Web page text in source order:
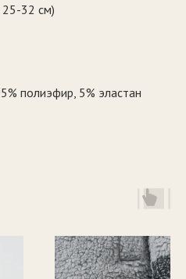
25-32 см)
полиэфир, 5% эластан